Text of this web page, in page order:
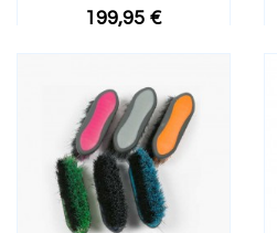
199,95 €